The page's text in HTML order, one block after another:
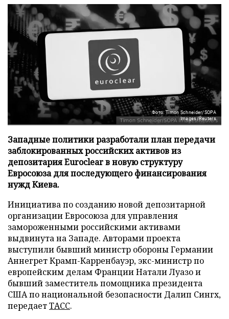
Фото: Timon Schneider/SOPA
Images/Reuters
Западные политики разработали план передачи
заблокированных российских активов из
депозитария Euroclear в новую структуру
Евросоюза для последующего финансирования
нужд Киева.
Инициатива по созданию новой депозитарной
организации Евросоюза для управления
замороженными российскими активами
выдвинута на Западе. Авторами проекта
выступили бывший министр обороны Германии
Аннегрет Крамп-Карренбауэр, экс-министр по
европейским делам Франции Натали Луазо и
бывший заместитель помощника президента
США по национальной безопасности Далип Сингх,
передаетТАСС.